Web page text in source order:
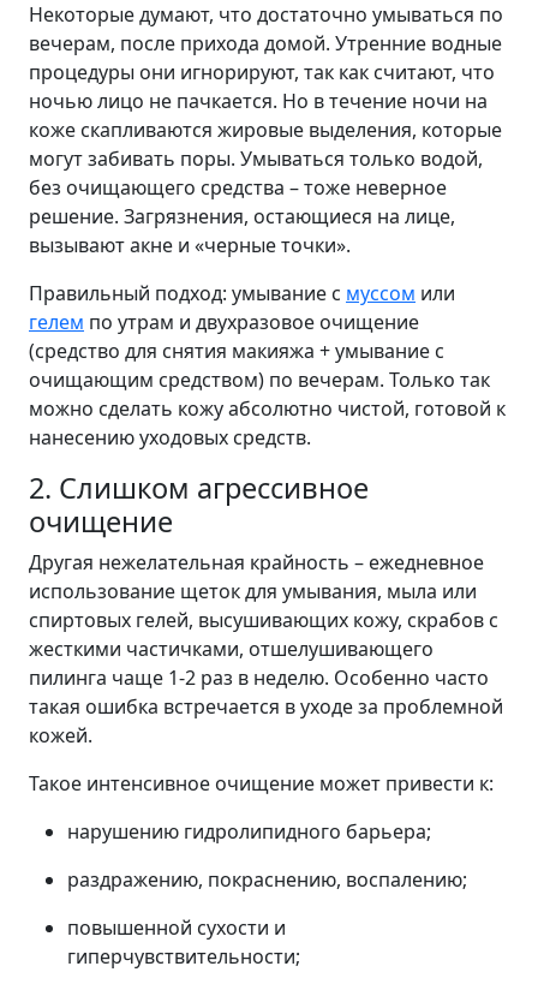
Некоторые думают, что достаточно умываться по
вечерам, после прихода домой. Утренние водные
процедуры они игнорируют, так как считают, что
ночью лицо не пачкается. Но в течение ночи на
коже скапливаются жировые выделения, которые
могут забивать поры. Умываться только водой,
без очищающего средства – тоже неверное
решение. Загрязнения, остающиеся на лице,
вызывают акне и «черные точки».
Правильный подход: умывание с муссом или
гелем по утрам и двухразовое очищение
(средство для снятия макияжа + умывание с
очищающим средством) по вечерам. Только так
можно сделать кожу абсолютно чистой, готовой к
нанесению уходовых средств.
2. Слишком агрессивное
очищение
Другая нежелательная крайность – ежедневное
использование щеток для умывания, мыла или
спиртовых гелей, высушивающих кожу, скрабов с
жесткими частичками, отшелушивающего
пилинга чаще 1-2 раз в неделю. Особенно часто
такая ошибка встречается в уходе за проблемной
кожей.
Такое интенсивное очищение может привести к:
нарушению гидролипидного барьера;
раздражению, покраснению, воспалению;
повышенной сухости и
гиперчувствительности;